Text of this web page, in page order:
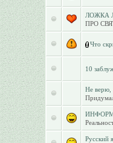
ЛОЖКА
ПРО
Что
10
Не верю,
Русский